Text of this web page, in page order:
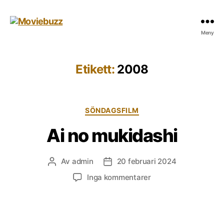
Meny
Etikett: 2008
Kategorier
SÖNDAGSFILM
Ai no mukidashi
Inläggsförfattare
Av admin Inläggsdatum
20 februari 2024
Inga kommentarertill